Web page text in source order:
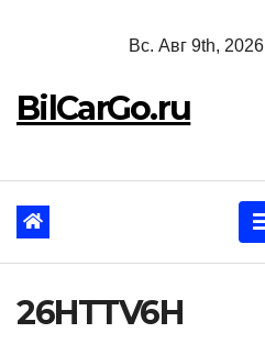
Вс. Авг 9th, 2026
BilCarGo.ru
26HTTV6H